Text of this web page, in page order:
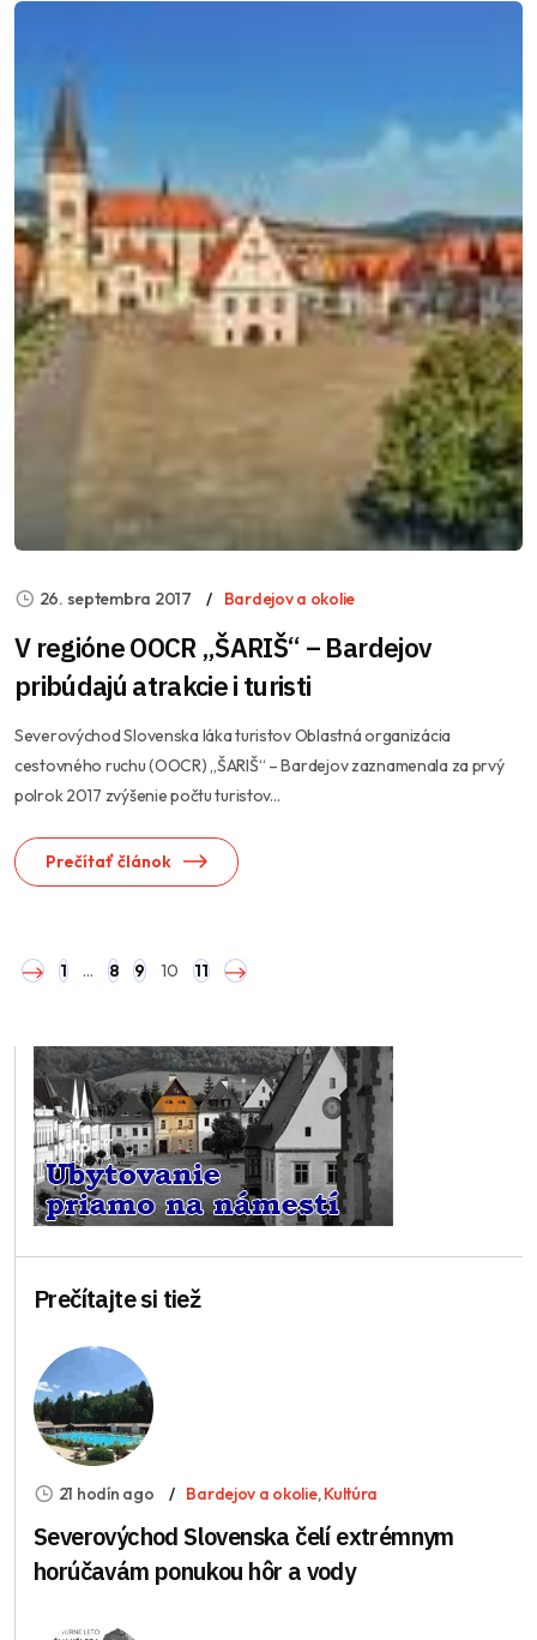
26. septembra 2017 Bardejov a okolie
V regióne OOCR „ŠARIŠ“ – Bardejov
pribúdajú atrakcie i turisti
Severovýchod Slovenska láka turistov Oblastná organizácia
cestovného ruchu (OOCR) „ŠARIŠ“ – Bardejov zaznamenala za prvý
polrok 2017 zvýšenie počtu turistov...
Prečítať článok
1 … 8 9 10 11
Prečítajte si tiež
21 hodín ago Bardejov a okolie,Kultúra
Severovýchod Slovenska čelí extrémnym
horúčavám ponukou hôr a vody